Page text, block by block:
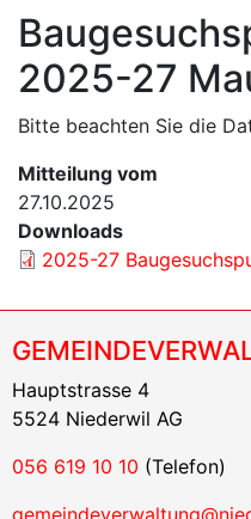
2025-27
Bitte beachten Sie die
Mitteilung vom
27.10.2025
Downloads
2025-27
Hauptstrasse 4
5524 Niederwil AG
056 619 10 10 (Telefon)